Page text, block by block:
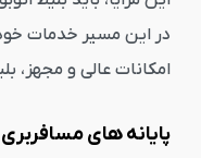
در این مسیر خدمات خود
امکانات عالی و مجهز،
پایانه های